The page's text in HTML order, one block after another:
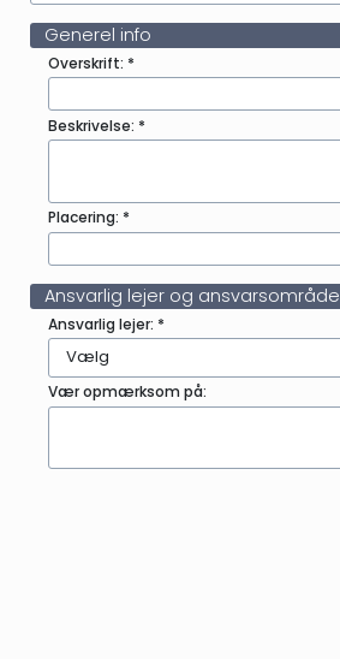
Generel info
Overskrift: *
Beskrivelse: *
Placering: *
Ansvarlig lejer og ansvarsområde
Ansvarlig lejer: *
Vælg
Vær opmærksom på: